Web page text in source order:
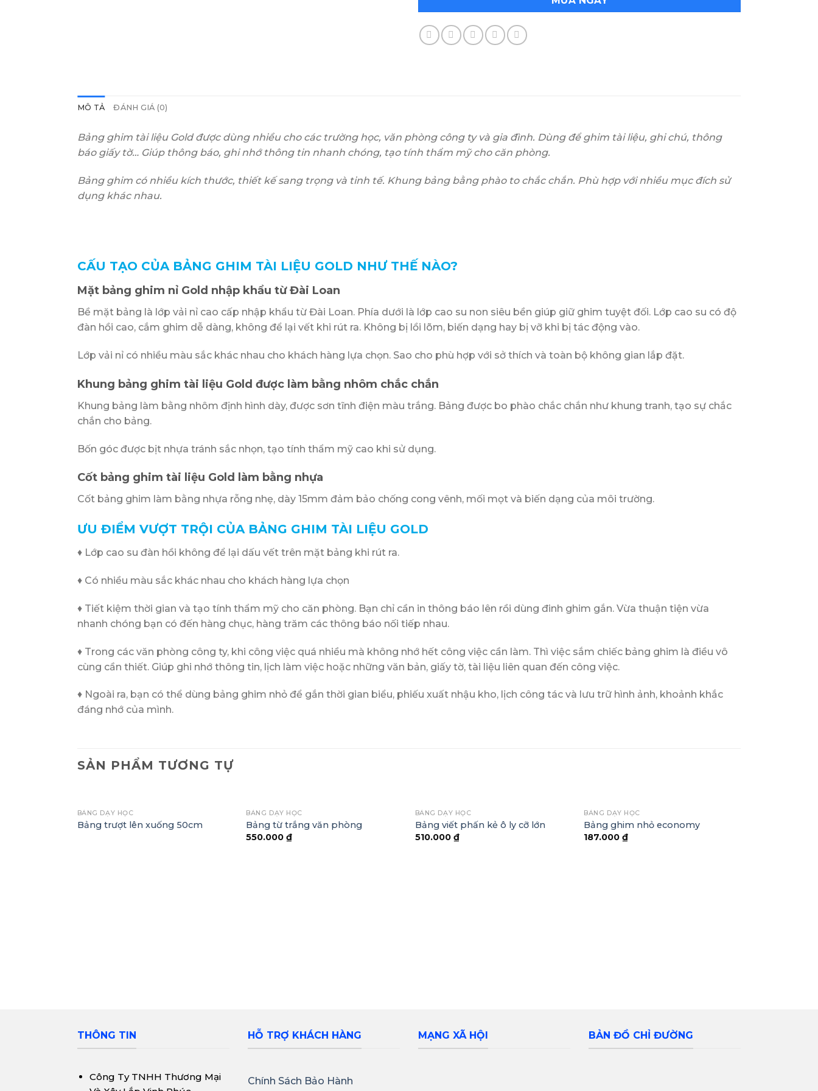
MÔ TẢ ĐÁNH GIÁ (0)
Bảng ghim tài liệu Gold được dùng nhiều cho các trường học, văn phòng công ty và gia đình. Dùng để ghim tài liệu, ghi chú, thông
báo giấy tờ… Giúp thông báo, ghi nhớ thông tin nhanh chóng, tạo tính thẩm mỹ cho căn phòng.
Bảng ghim có nhiều kích thước, thiết kế sang trọng và tinh tế. Khung bảng bằng phào to chắc chắn. Phù hợp với nhiều mục đích sử
dụng khác nhau.
CẤU TẠO CỦA BẢNG GHIM TÀI LIỆU GOLD NHƯ THẾ NÀO?
Mặt bảng ghim nỉ Gold nhập khẩu từ Đài Loan
Bề mặt bảng là lớp vải nỉ cao cấp nhập khẩu từ Đài Loan. Phía dưới là lớp cao su non siêu bền giúp giữ ghim tuyệt đối. Lớp cao su có độ
đàn hồi cao, cắm ghim dễ dàng, không để lại vết khi rút ra. Không bị lồi lõm, biến dạng hay bị vỡ khi bị tác động vào.
Lớp vải nỉ có nhiều màu sắc khác nhau cho khách hàng lựa chọn. Sao cho phù hợp với sở thích và toàn bộ không gian lắp đặt.
Khung bảng ghim tài liệu Gold được làm bằng nhôm chắc chắn
Khung bảng làm bằng nhôm định hình dày, được sơn tĩnh điện màu trắng. Bảng được bo phào chắc chắn như khung tranh, tạo sự chắc
chắn cho bảng.
Bốn góc được bịt nhựa tránh sắc nhọn, tạo tính thẩm mỹ cao khi sử dụng.
Cốt bảng ghim tài liệu Gold làm bằng nhựa
Cốt bảng ghim làm bằng nhựa rỗng nhẹ, dày 15mm đảm bảo chống cong vênh, mối mọt và biến dạng của môi trường.
ƯU ĐIỂM VƯỢT TRỘI CỦA BẢNG GHIM TÀI LIỆU GOLD
♦ Lớp cao su đàn hồi không để lại dấu vết trên mặt bảng khi rút ra.
♦ Có nhiều màu sắc khác nhau cho khách hàng lựa chọn
♦ Tiết kiệm thời gian và tạo tính thẩm mỹ cho căn phòng. Bạn chỉ cần in thông báo lên rồi dùng đinh ghim gắn. Vừa thuận tiện vừa
nhanh chóng bạn có đến hàng chục, hàng trăm các thông báo nối tiếp nhau.
♦ Trong các văn phòng công ty, khi công việc quá nhiều mà không nhớ hết công việc cần làm. Thì việc sắm chiếc bảng ghim là điều vô
cùng cần thiết. Giúp ghi nhớ thông tin, lịch làm việc hoặc những văn bản, giấy tờ, tài liệu liên quan đến công việc.
♦ Ngoài ra, bạn có thể dùng bảng ghim nhỏ để gắn thời gian biểu, phiếu xuất nhậu kho, lịch công tác và lưu trữ hình ảnh, khoảnh khắc
đáng nhớ của mình.
SẢN PHẨM TƯƠNG TỰ
BẢNG DẠY HỌC
Bảng trượt lên xuống 50cm
BẢNG DẠY HỌC
Bảng từ trắng văn phòng
550.000₫
BẢNG DẠY HỌC
Bảng viết phấn kẻ ô ly cỡ lớn
510.000 ₫
BẢNG DẠY HỌC
Bảng ghim nhỏ economy
187.000₫
THÔNG TIN
Công Ty TNHH Thương Mại
HỖ TRỢ KHÁCH HÀNG
Chính Sách Bảo Hành
MẠNG XÃ HỘI BẢN ĐỒ CHỈ ĐƯỜNG